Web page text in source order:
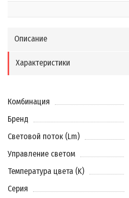
Описание
Характеристики
Комбинация
Бренд
Световой поток (Lm)
Управление светом
Температура цвета (K)
Серия